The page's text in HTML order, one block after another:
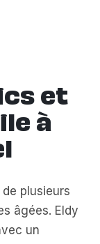
et
à
plusieurs
âgées. Eldy
un